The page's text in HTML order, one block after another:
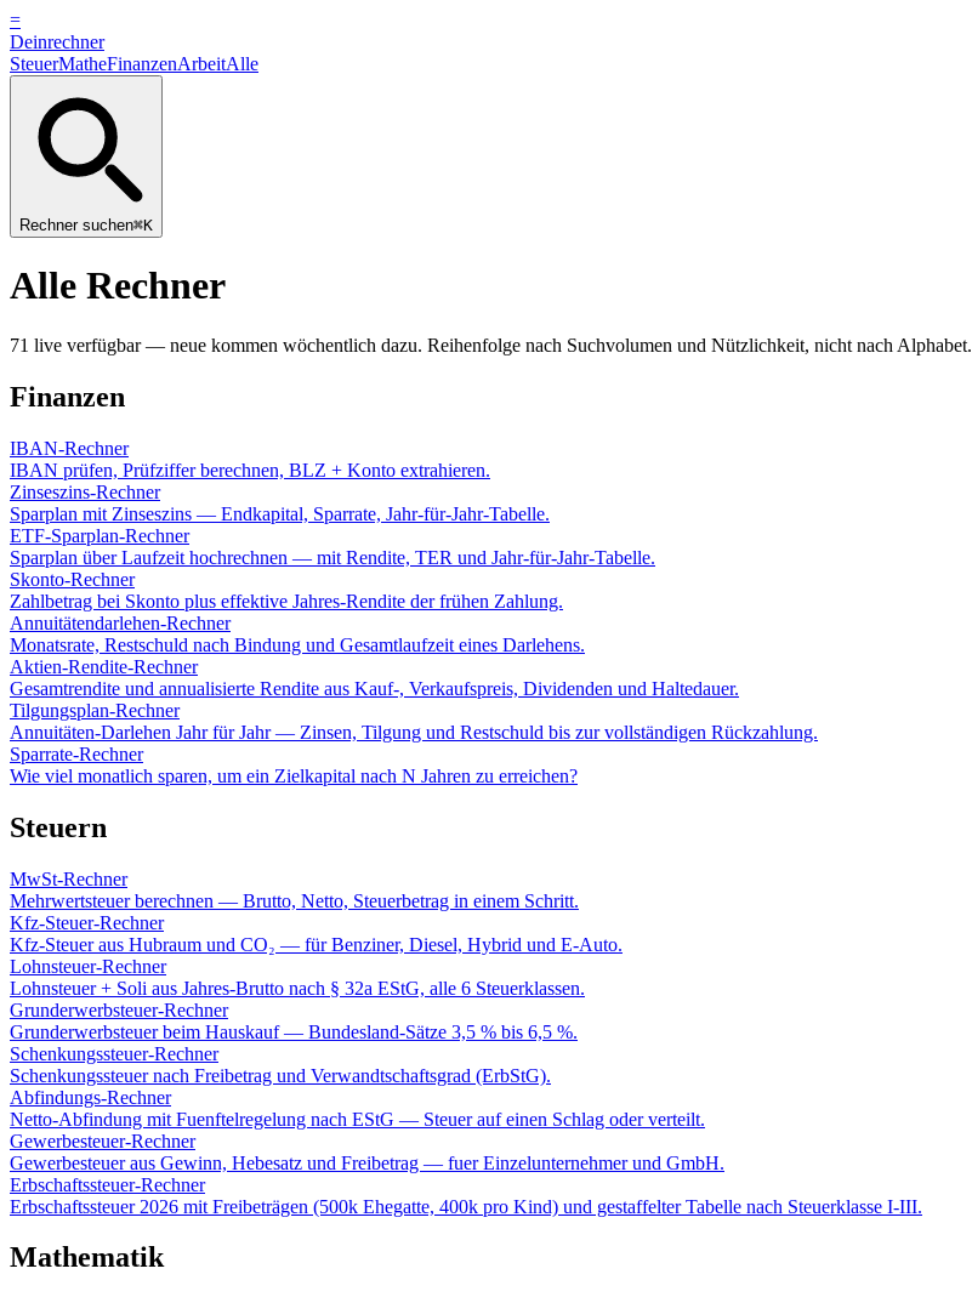
=
Deinrechner
SteuerMatheFinanzenArbeitAlle
Rechner suchen⌘K
Alle Rechner
71 live verfügbar — neue kommen wöchentlich dazu. Reihenfolge nach Suchvolumen und Nützlichkeit, nicht nach Alphabet.
Finanzen
IBAN-Rechner
IBAN prüfen, Prüfziffer berechnen, BLZ + Konto extrahieren.
Zinseszins-Rechner
Sparplan mit Zinseszins — Endkapital, Sparrate, Jahr-für-Jahr-Tabelle.
ETF-Sparplan-Rechner
Sparplan über Laufzeit hochrechnen — mit Rendite, TER und Jahr-für-Jahr-Tabelle.
Skonto-Rechner
Zahlbetrag bei Skonto plus effektive Jahres-Rendite der frühen Zahlung.
Annuitätendarlehen-Rechner
Monatsrate, Restschuld nach Bindung und Gesamtlaufzeit eines Darlehens.
Aktien-Rendite-Rechner
Gesamtrendite und annualisierte Rendite aus Kauf-, Verkaufspreis, Dividenden und Haltedauer.
Tilgungsplan-Rechner
Annuitäten-Darlehen Jahr für Jahr — Zinsen, Tilgung und Restschuld bis zur vollständigen Rückzahlung.
Sparrate-Rechner
Wie viel monatlich sparen, um ein Zielkapital nach N Jahren zu erreichen?
Steuern
MwSt-Rechner
Mehrwertsteuer berechnen — Brutto, Netto, Steuerbetrag in einem Schritt.
Kfz-Steuer-Rechner
Kfz-Steuer aus Hubraum und CO₂ — für Benziner, Diesel, Hybrid und E-Auto.
Lohnsteuer-Rechner
Lohnsteuer + Soli aus Jahres-Brutto nach § 32a EStG, alle 6 Steuerklassen.
Grunderwerbsteuer-Rechner
Grunderwerbsteuer beim Hauskauf — Bundesland-Sätze 3,5 % bis 6,5 %.
Schenkungssteuer-Rechner
Schenkungssteuer nach Freibetrag und Verwandtschaftsgrad (ErbStG).
Abfindungs-Rechner
Netto-Abfindung mit Fuenftelregelung nach EStG — Steuer auf einen Schlag oder verteilt.
Gewerbesteuer-Rechner
Gewerbesteuer aus Gewinn, Hebesatz und Freibetrag — fuer Einzelunternehmer und GmbH.
Erbschaftssteuer-Rechner
Erbschaftssteuer 2026 mit Freibeträgen (500k Ehegatte, 400k pro Kind) und gestaffelter Tabelle nach Steuerklasse I-III.
Mathematik